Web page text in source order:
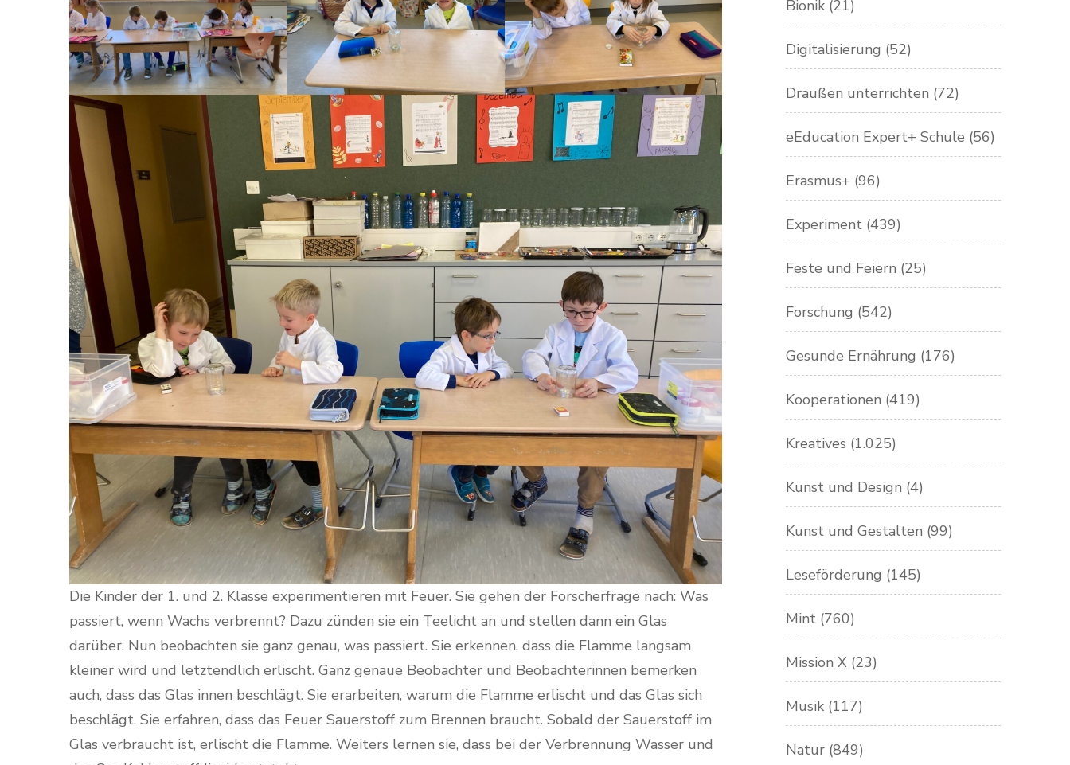
Die Kinder der 1. und 2. Klasse experimentieren mit Feuer. Sie gehen der Forscherfrage nach: Was
passiert, wenn Wachs verbrennt? Dazu zünden sie ein Teelicht an und stellen dann ein Glas
darüber. Nun beobachten sie ganz genau, was passiert. Sie erkennen, dass die Flamme langsam
kleiner wird und letztendlich erlischt. Ganz genaue Beobachter und Beobachterinnen bemerken
auch, dass das Glas innen beschlägt. Sie erarbeiten, warum die Flamme erlischt und das Glas sich
beschlägt. Sie erfahren, dass das Feuer Sauerstoff zum Brennen braucht. Sobald der Sauerstoff im
Glas verbraucht ist, erlischt die Flamme. Weiters lernen sie, dass bei der Verbrennung Wasser und
Bionik (21)
Digitalisierung (52)
Draußen unterrichten (72)
eEducation Expert+ Schule (56)
Erasmus+ (96)
Experiment (439)
Feste und Feiern (25)
Forschung (542)
Gesunde Ernährung (176)
Kooperationen (419)
Kreatives (1.025)
Kunst und Design (4)
Kunst und Gestalten (99)
Leseförderung (145)
Mint (760)
Mission X (23)
Musik (117)
Natur (849)